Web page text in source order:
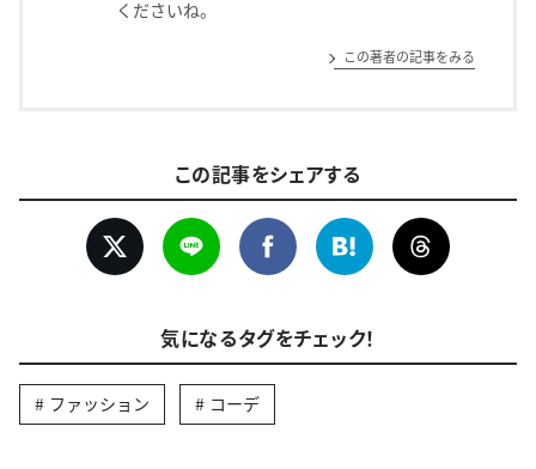
くださいね。
この著者の記事をみる
この記事をシェアする
気になるタグをチェック！
ファッション コーデ